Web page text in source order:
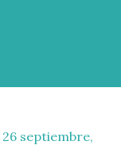
26 septiembre,